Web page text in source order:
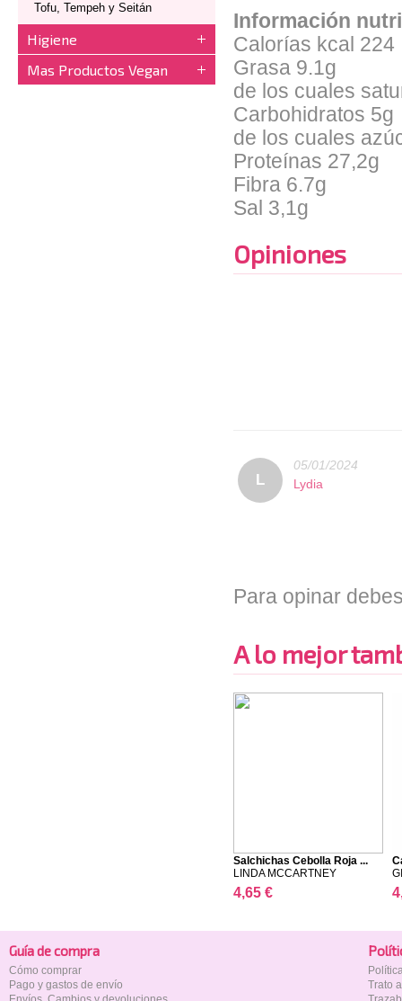
Tofu, Tempeh y Seitán
Higiene
Mas Productos Vegan
Información
Calorías kcal 224
Grasa 9.1g
de los cuales
Carbohidratos 5g
de los cuales
Proteínas 27,2g
Fibra 6.7g
Sal 3,1g
Opiniones
L
05/01/2024
Lydia
Para opinar
A lo mejor
Salchichas Cebolla Roja ...
LINDA MCCARTNEY
4,65 €
Guía de compra
Cómo comprar
Pago y gastos de envío
Trato